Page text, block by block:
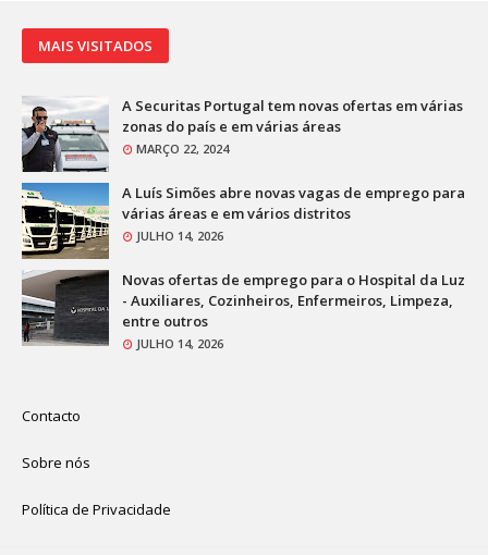
MAIS VISITADOS
A Securitas Portugal tem novas ofertas em várias
zonas do país e em várias áreas
MARÇO 22, 2024
A Luís Simões abre novas vagas de emprego para
várias áreas e em vários distritos
JULHO 14, 2026
Novas ofertas de emprego para o Hospital da Luz
- Auxiliares, Cozinheiros, Enfermeiros, Limpeza,
entre outros
JULHO 14, 2026
Contacto
Sobre nós
Política de Privacidade